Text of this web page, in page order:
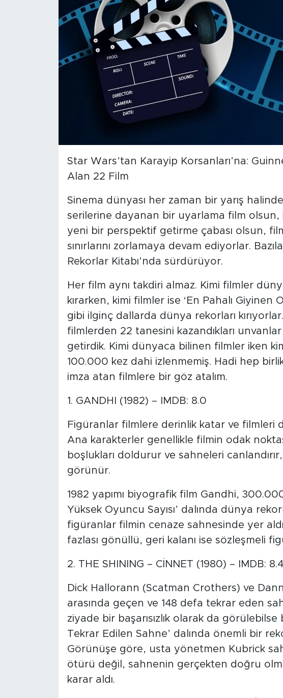
Star Wars’tan Karayip Korsanları’na:
Alan 22 Film
Sinema dünyası her zaman bir yarış
serilerine dayanan bir uyarlama film olsun,
yeni bir perspektif getirme çabası olsun, film
sınırlarını zorlamaya devam ediyorlar.
Rekorlar Kitabı’nda sürdürüyor.
Her film aynı takdiri almaz. Kimi filmler
kırarken, kimi filmler ise ‘En Pahalı Giyinen
gibi ilginç dallarda dünya rekorları
filmlerden 22 tanesini kazandıkları
getirdik. Kimi dünyaca bilinen filmler iken
100.000 kez dahi izlenmemiş. Hadi hep
imza atan filmlere bir göz atalım.
1. GANDHI (1982) – IMDB: 8.0
Figüranlar filmlere derinlik katar ve filmleri
Ana karakterler genellikle filmin odak
boşlukları doldurur ve sahneleri
görünür.
1982 yapımı biyografik film Gandhi,
Yüksek Oyuncu Sayısı’ dalında dünya
figüranlar filmin cenaze sahnesinde yer
fazlası gönüllü, geri kalanı ise sözleşmeli
2. THE SHINING – CİNNET (1980) – IMDB: 8.4
Dick Hallorann (Scatman Crothers) ve
arasında geçen ve 148 defa tekrar eden
ziyade bir başarısızlık olarak da görülebilse
Tekrar Edilen Sahne’ dalında önemli bir
Görünüşe göre, usta yönetmen Kubrick
ötürü değil, sahnenin gerçekten doğru
karar aldı.
Xinhua Türkiye